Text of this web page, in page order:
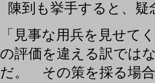
陳到も挙手すると、
「見事な用兵を見せて
の評価を違える訳では
だ。 その策を採る場